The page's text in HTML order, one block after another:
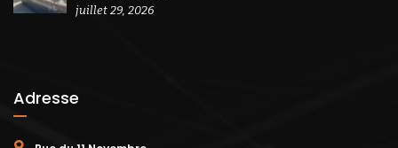
juillet 29, 2026
Adresse